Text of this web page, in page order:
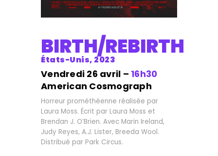
BIRTH/REBIRTH
États-Unis, 2023
Vendredi 26 avril – 16h30
American Cosmograph
Horreur prométhéenne réalisée par
Laura Moss. Écrit par Laura Moss et
Brendan J. O’Brien. Avec Marin Ireland,
Judy Reyes, A.J. Lister, Breeda Wool.
Distribué par Park Circus.